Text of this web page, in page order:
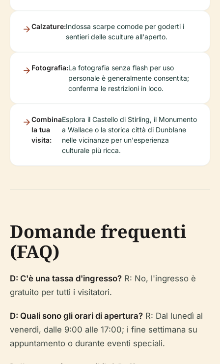
Calzature:Indossa scarpe comode per goderti i
sentieri delle sculture all'aperto.
Fotografia:La fotografia senza flash per uso
personale è generalmente consentita;
conferma le restrizioni in loco.
Combina
la tua
visita:
Esplora il Castello di Stirling, il Monumento
a Wallace o la storica città di Dunblane
nelle vicinanze per un'esperienza
culturale più ricca.
Domande frequenti
(FAQ)
D: C'è una tassa d'ingresso? R: No, l'ingresso è
gratuito per tutti i visitatori.
D: Quali sono gli orari di apertura? R: Dal lunedì al
venerdì, dalle 9:00 alle 17:00; i fine settimana su
appuntamento o durante eventi speciali.